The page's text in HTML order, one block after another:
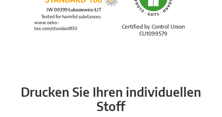
Certified by Control Union
CU1099579
IW 00399 Łukasiewicz-ŁIT
Tested for harmful substances.
www.oeko-
tex.com/standard100
Drucken Sie Ihren individuellen
Stoff